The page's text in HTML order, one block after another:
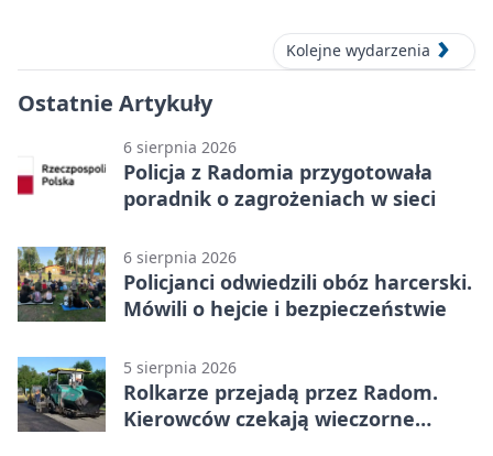
Kolejne wydarzenia
Ostatnie Artykuły
6 sierpnia 2026
Policja z Radomia przygotowała
poradnik o zagrożeniach w sieci
6 sierpnia 2026
Policjanci odwiedzili obóz harcerski.
Mówili o hejcie i bezpieczeństwie
5 sierpnia 2026
Rolkarze przejadą przez Radom.
Kierowców czekają wieczorne